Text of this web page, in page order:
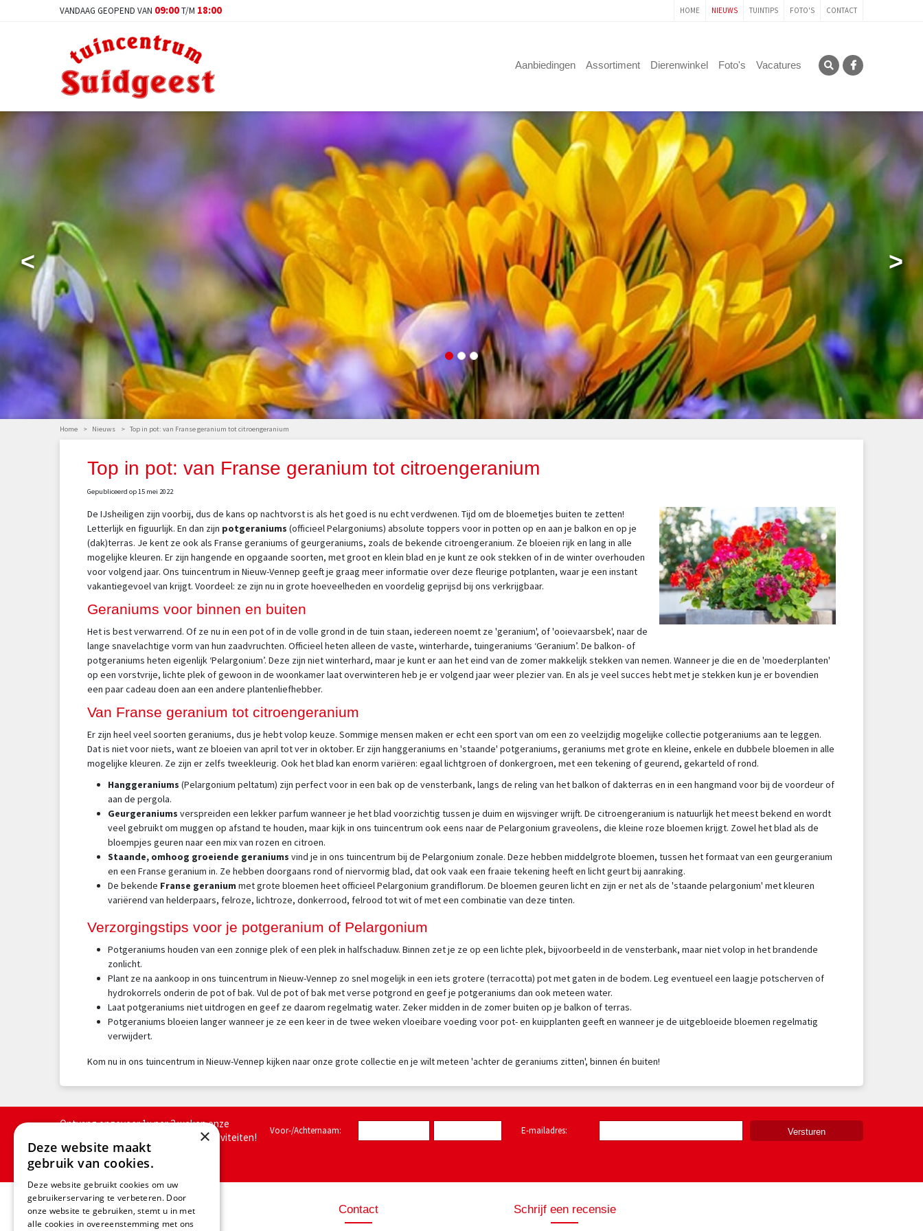
Home > Nieuws > Top in pot: van Franse geranium tot citroengeranium
VANDAAG GEOPEND VAN 09:00T/M 18:00 HOME NIEUWS TUINTIPS FOTO'S CONTACT
Aanbiedingen Assortiment Dierenwinkel Foto's Vacatures
Top in pot: van Franse geranium tot citroengeranium
Gepubliceerd op15 mei 2022
De IJsheiligen zijn voorbij, dus de kans op nachtvorst is als het goed is nu echt verdwenen. Tijd om de bloemetjes buiten te zetten!
Letterlijk en figuurlijk. En dan zijn potgeraniums (officieel Pelargoniums) absolute toppers voor in potten op en aan je balkon en op je
(dak)terras. Je kent ze ook als Franse geraniums of geurgeraniums, zoals de bekende citroengeranium. Ze bloeien rijk en lang in alle
mogelijke kleuren. Er zijn hangende en opgaande soorten, met groot en klein blad en je kunt ze ook stekken of in de winter overhouden
voor volgend jaar. Ons tuincentrum in Nieuw-Vennep geeft je graag meer informatie over deze fleurige potplanten, waar je een instant
vakantiegevoel van krijgt. Voordeel: ze zijn nu in grote hoeveelheden en voordelig geprijsd bij ons verkrijgbaar.
Geraniums voor binnen en buiten
Het is best verwarrend. Of ze nu in een pot of in de volle grond in de tuin staan, iedereen noemt ze 'geranium', of 'ooievaarsbek', naar de
lange snavelachtige vorm van hun zaadvruchten. Officieel heten alleen de vaste, winterharde, tuingeraniums ‘Geranium’. De balkon- of
potgeraniums heten eigenlijk ‘Pelargonium’. Deze zijn niet winterhard, maar je kunt er aan het eind van de zomer makkelijk stekken van nemen. Wanneer je die en de 'moederplanten'
op een vorstvrije, lichte plek of gewoon in de woonkamer laat overwinteren heb je er volgend jaar weer plezier van. En als je veel succes hebt met je stekken kun je er bovendien
een paar cadeau doen aan een andere plantenliefhebber.
Van Franse geranium tot citroengeranium
Er zijn heel veel soorten geraniums, dus je hebt volop keuze. Sommige mensen maken er echt een sport van om een zo veelzijdig mogelijke collectie potgeraniums aan te leggen.
Dat is niet voor niets, want ze bloeien van april tot ver in oktober. Er zijn hanggeraniums en 'staande' potgeraniums, geraniums met grote en kleine, enkele en dubbele bloemen in alle
mogelijke kleuren. Ze zijn er zelfs tweekleurig. Ook het blad kan enorm variëren: egaal lichtgroen of donkergroen, met een tekening of geurend, gekarteld of rond.
Hanggeraniums (Pelargonium peltatum) zijn perfect voor in een bak op de vensterbank, langs de reling van het balkon of dakterras en in een hangmand voor bij de voordeur of
aan de pergola.
Geurgeraniums verspreiden een lekker parfum wanneer je het blad voorzichtig tussen je duim en wijsvinger wrijft. De citroengeranium is natuurlijk het meest bekend en wordt
veel gebruikt om muggen op afstand te houden, maar kijk in ons tuincentrum ook eens naar de Pelargonium graveolens, die kleine roze bloemen krijgt. Zowel het blad als de
bloempjes geuren naar een mix van rozen en citroen.
Staande, omhoog groeiende geraniums vind je in ons tuincentrum bij de Pelargonium zonale. Deze hebben middelgrote bloemen, tussen het formaat van een geurgeranium
en een Franse geranium in. Ze hebben doorgaans rond of niervormig blad, dat ook vaak een fraaie tekening heeft en licht geurt bij aanraking.
De bekende Franse geranium met grote bloemen heet officieel Pelargonium grandiflorum. De bloemen geuren licht en zijn er net als de 'staande pelargonium' met kleuren
variërend van helderpaars, felroze, lichtroze, donkerrood, felrood tot wit of met een combinatie van deze tinten.
Verzorgingstips voor je potgeranium of Pelargonium
Potgeraniums houden van een zonnige plek of een plek in halfschaduw. Binnen zet je ze op een lichte plek, bijvoorbeeld in de vensterbank, maar niet volop in het brandende
zonlicht.
Plant ze na aankoop in ons tuincentrum in Nieuw-Vennep zo snel mogelijk in een iets grotere (terracotta) pot met gaten in de bodem. Leg eventueel een laagje potscherven of
hydrokorrels onderin de pot of bak. Vul de pot of bak met verse potgrond en geef je potgeraniums dan ook meteen water.
Laat potgeraniums niet uitdrogen en geef ze daarom regelmatig water. Zeker midden in de zomer buiten op je balkon of terras.
Potgeraniums bloeien langer wanneer je ze een keer in de twee weken vloeibare voeding voor pot- en kuipplanten geeft en wanneer je de uitgebloeide bloemen regelmatig
verwijdert.
Kom nu in ons tuincentrum in Nieuw-Vennep kijken naar onze grote collectie en je wilt meteen 'achter de geraniums zitten', binnen én buiten!
Ontvang ongeveer 1x per 2 weken onze
nieuwsbrief met acties, nieuws & activiteiten!
We slaan jouw gegevens op conform
onzeprivacy policy.
Voor-/Achternaam: E-mailadres:
Openingstijden Contact Schrijf een recensie
×
Deze website maakt
gebruik van cookies.
Deze website gebruikt cookies om uw
gebruikerservaring te verbeteren. Door
onze website te gebruiken, stemt u in met
alle cookies in overeenstemming met ons